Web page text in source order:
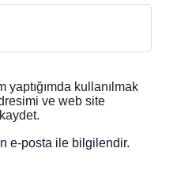
yaptığımda kullanılmak
ve web site
e-posta ile bilgilendir.